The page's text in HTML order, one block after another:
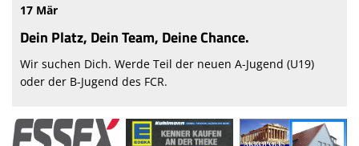
17 Mär
Dein Platz, Dein Team, Deine Chance.
Wir suchen Dich. Werde Teil der neuen A-Jugend (U19)
oder der B-Jugend des FCR.